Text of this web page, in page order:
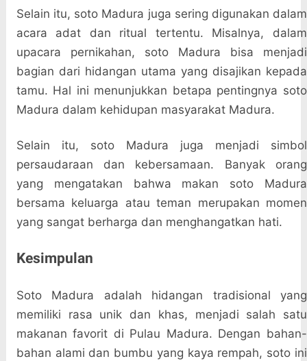
Selain itu, soto Madura juga sering digunakan dalam
acara adat dan ritual tertentu. Misalnya, dalam
upacara pernikahan, soto Madura bisa menjadi
bagian dari hidangan utama yang disajikan kepada
tamu. Hal ini menunjukkan betapa pentingnya soto
Madura dalam kehidupan masyarakat Madura.
Selain itu, soto Madura juga menjadi simbol
persaudaraan dan kebersamaan. Banyak orang
yang mengatakan bahwa makan soto Madura
bersama keluarga atau teman merupakan momen
yang sangat berharga dan menghangatkan hati.
Kesimpulan
Soto Madura adalah hidangan tradisional yang
memiliki rasa unik dan khas, menjadi salah satu
makanan favorit di Pulau Madura. Dengan bahan-
bahan alami dan bumbu yang kaya rempah, soto ini